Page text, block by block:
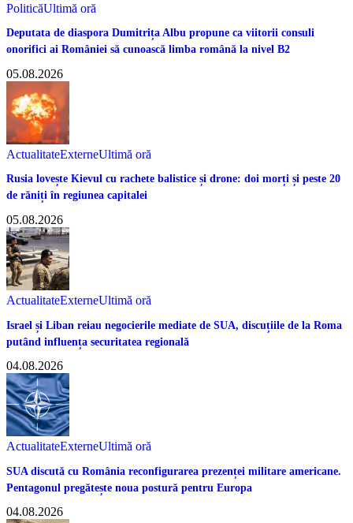
PoliticăUltimă oră
Deputata de diaspora Dumitrița Albu propune ca viitorii consuli
onorifici ai României să cunoască limba română la nivel B2
05.08.2026
ActualitateExterneUltimă oră
Rusia lovește Kievul cu rachete balistice și drone: doi morți și peste 20
de răniți în regiunea capitalei
05.08.2026
ActualitateExterneUltimă oră
Israel și Liban reiau negocierile mediate de SUA, discuțiile de la Roma
putând influența securitatea regională
04.08.2026
ActualitateExterneUltimă oră
SUA discută cu România reconfigurarea prezenței militare americane.
Pentagonul pregătește noua postură pentru Europa
04.08.2026